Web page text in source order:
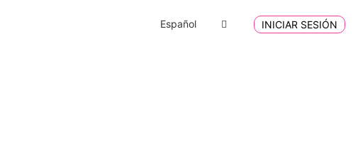
Español INICIAR SESIÓN